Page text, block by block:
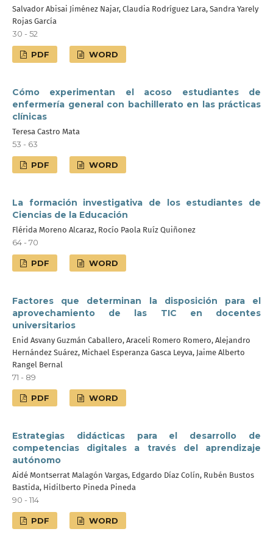
Salvador Abisai Jiménez Najar, Claudia Rodríguez Lara, Sandra Yarely
Rojas García
30 - 52
PDF WORD
Cómo experimentan el acoso estudiantes de
enfermería general con bachillerato en las prácticas
clínicas
Teresa Castro Mata
53 - 63
PDF WORD
La formación investigativa de los estudiantes de
Ciencias de la Educación
Flérida Moreno Alcaraz, Rocío Paola Ruíz Quiñonez
64 - 70
PDF WORD
Factores que determinan la disposición para el
aprovechamiento de las TIC en docentes
universitarios
Enid Asvany Guzmán Caballero, Araceli Romero Romero, Alejandro
Hernández Suárez, Michael Esperanza Gasca Leyva, Jaime Alberto
Rangel Bernal
71 - 89
PDF WORD
Estrategias didácticas para el desarrollo de
competencias digitales a través del aprendizaje
autónomo
Aidé Montserrat Malagón Vargas, Edgardo Díaz Colín, Rubén Bustos
Bastida, Hidilberto Pineda Pineda
90 - 114
PDF WORD